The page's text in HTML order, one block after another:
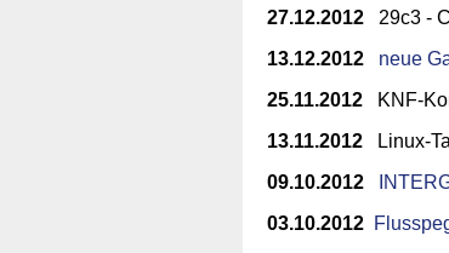
27.12.2012
29c3 -
13.12.2012
neue
25.11.2012
KNF-
13.11.2012
Linux-
09.10.2012
03.10.2012